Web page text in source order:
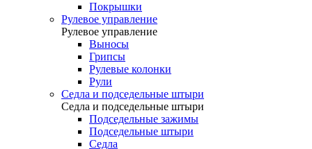
Покрышки
Рулевое управление
Рулевое управление
Выносы
Грипсы
Рулевые колонки
Рули
Седла и подседельные штыри
Седла и подседельные штыри
Подседельные зажимы
Подседельные штыри
Седла